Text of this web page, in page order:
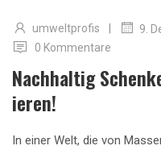
umweltprofis | 9.
0 Kommentare
Nachhaltig
Ieren!
In einer Welt, die von